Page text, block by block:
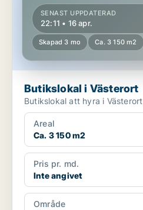
SENAST UPPDATERAD
22:11 • 16 apr.
Skapad 3 mo Ca. 3 150 m2
Butikslokal i Västerort
Butikslokal att hyra i Västerort
Areal
Ca. 3 150 m2
Pris pr. md.
Inte angivet
Område